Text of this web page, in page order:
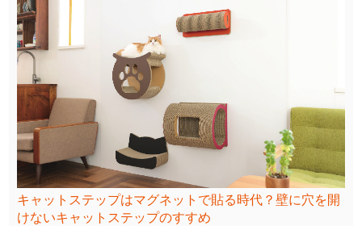
キャットステップはマグネットで貼る時代？壁に穴を開
けないキャットステップのすすめ